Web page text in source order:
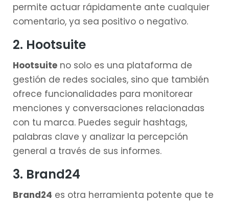
permite actuar rápidamente ante cualquier
comentario, ya sea positivo o negativo.
2. Hootsuite
Hootsuiteno solo es una plataforma de
gestión de redes sociales, sino que también
ofrece funcionalidades para monitorear
menciones y conversaciones relacionadas
con tu marca. Puedes seguir hashtags,
palabras clave y analizar la percepción
general a través de sus informes.
3. Brand24
Brand24 es otra herramienta potente que te